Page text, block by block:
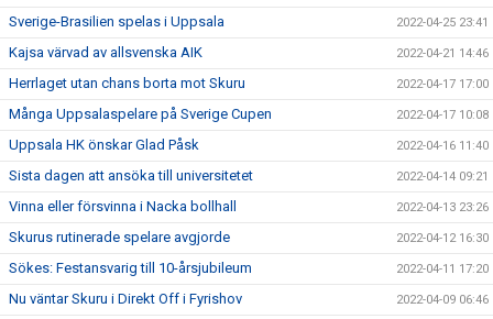
Sverige-Brasilien spelas i Uppsala 2022-04-25 23:41
Kajsa värvad av allsvenska AIK 2022-04-21 14:46
Herrlaget utan chans borta mot Skuru 2022-04-17 17:00
Många Uppsalaspelare på Sverige Cupen 2022-04-17 10:08
Uppsala HK önskar Glad Påsk 2022-04-16 11:40
Sista dagen att ansöka till universitetet 2022-04-14 09:21
Vinna eller försvinna i Nacka bollhall 2022-04-13 23:26
Skurus rutinerade spelare avgjorde 2022-04-12 16:30
Sökes: Festansvarig till 10-årsjubileum 2022-04-11 17:20
Nu väntar Skuru i Direkt Off i Fyrishov 2022-04-09 06:46